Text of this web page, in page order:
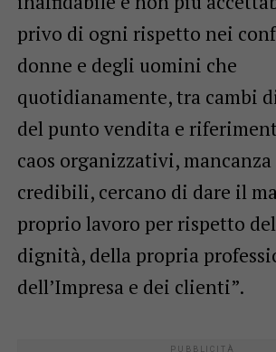
privo di ogni rispetto nei
donne e degli uomini che
quotidianamente, tra cambi
del punto vendita e
caos organizzativi,
credibili, cercano di dare il
proprio lavoro per rispetto
dignità, della propria
dell’Impresa e dei clienti”.